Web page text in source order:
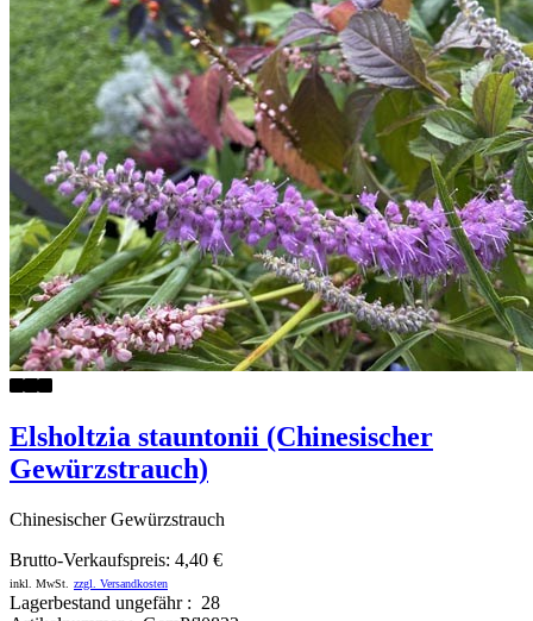
Elsholtzia stauntonii (Chinesischer
Gewürzstrauch)
Chinesischer Gewürzstrauch
Brutto-Verkaufspreis: 4,40 €
inkl. MwSt. zzgl. Versandkosten
Lagerbestand ungefähr : 28